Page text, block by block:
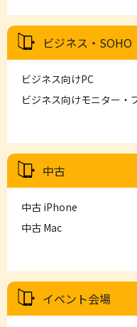
ビジネス・SOHO
ビジネス向けPC
ビジネス向けモニター・
中古
中古 iPhone
中古 Mac
イベント会場